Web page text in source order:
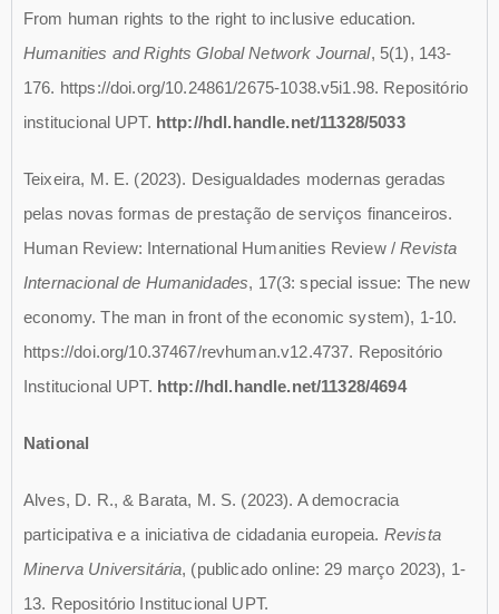
From human rights to the right to inclusive education.
Humanities and Rights Global Network Journal, 5(1), 143-
176. https://doi.org/10.24861/2675-1038.v5i1.98. Repositório
institucional UPT. http://hdl.handle.net/11328/5033
Teixeira, M. E. (2023). Desigualdades modernas geradas
pelas novas formas de prestação de serviços financeiros.
Human Review: International Humanities Review /Revista
Internacional de Humanidades, 17(3: special issue: The new
economy. The man in front of the economic system), 1-10.
https://doi.org/10.37467/revhuman.v12.4737. Repositório
Institucional UPT. http://hdl.handle.net/11328/4694
National
Alves, D. R., & Barata, M. S. (2023). A democracia
participativa e a iniciativa de cidadania europeia. Revista
Minerva Universitária, (publicado online: 29 março 2023), 1-
13. Repositório Institucional UPT.